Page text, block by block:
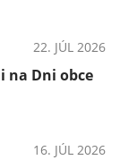
22. JÚL 2026
na Dni obce
16. JÚL 2026